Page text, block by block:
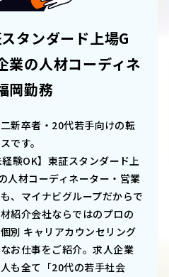
タンダード上場G
業の人材コーディネ
岡勤務
新卒者・20代若手向けの転
です。
経験OK】東証スタンダード上
人材コーディネーター・営業
、マイナビグループだからで
紹介会社ならではのプロの
別 キャリアカウンセリング
お仕事をご紹介。求人企業
も全て「20代の若手社会